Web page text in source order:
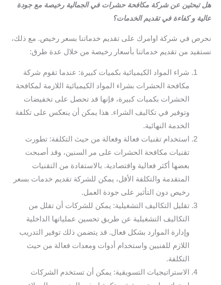
هل تبحثين عن شركة مكافحة حشرات في الجمالية رخيصة مع جودة
عالية و كفاءة في تقديم الخدمات؟
نحرص في شركة اوامرك على تقديم خدماتنا بسعر رخيص. مع ذلك،
نستفيد من تقديم خدماتنا بأسعار رخيصة من خلال عدة طرق:
شراء المواد الكيميائية بكميات كبيرة: عندما تقوم شركة
مكافحة الحشرات بشراء المواد الكيميائية اللازمة لمكافحة
الحشرات بكميات كبيرة، فإنها قد تحصل على تخفيضات
وتوفير في تكاليف الشراء. هذا يمكن أن ينعكس على تكلفة
الخدمة النهائية.
استخدام تقنيات فعالة وفعالة من حيث التكلفة: تطورت
تقنيات مكافحة الحشرات على مر السنين، وقد أصبحت
بعضها أكثر فعالية واقتصادية. بالاستفادة من التقنيات
المتقدمة والتكلفة الأقل، يمكن للشركة تقديم خدمات بسعر
رخيص دون التأثير على جودة العمل.
تقليل التكاليف التشغيلية: يمكن للشركات أن تقلل من
التكاليف التشغيلية عن طريق تحسين عملياتها الداخلية
وإدارة الموارد بشكل فعال. قد يتضمن ذلك توفير التدريب
اللازم للفنيين واستخدام أدوات ومعدات فعالة من حيث
التكلفة.
الاستراتيجيات التسويقية: يمكن أن تستخدم الشركات